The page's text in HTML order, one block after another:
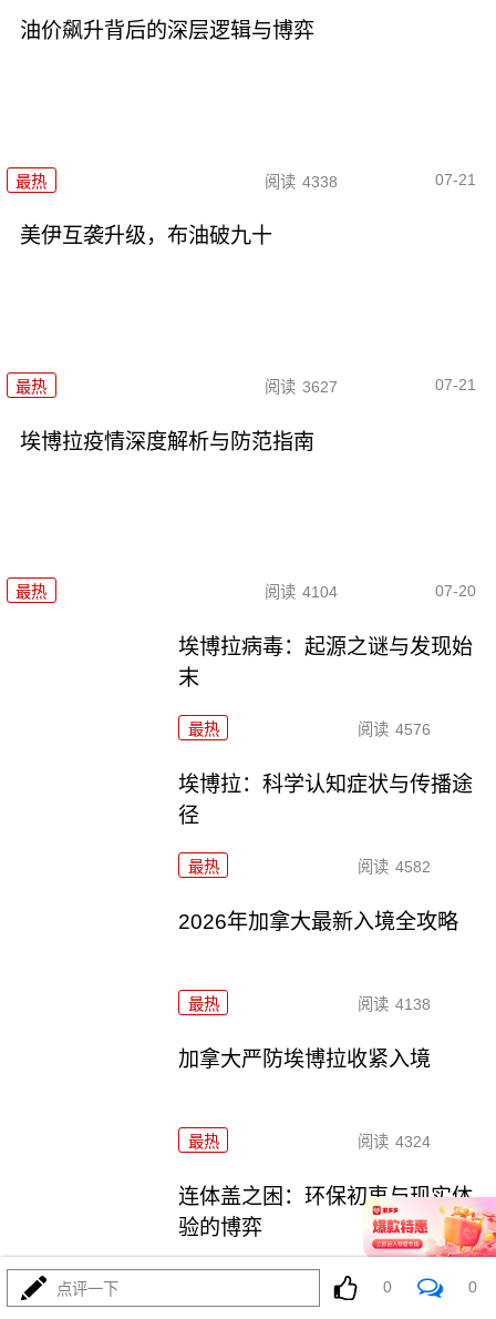
油价飙升背后的深层逻辑与博弈
最热 阅读 4338 07-21
美伊互袭升级，布油破九十
最热 阅读 3627 07-21
埃博拉疫情深度解析与防范指南
最热 阅读 4104 07-20
埃博拉病毒：起源之谜与发现始
末
最热 阅读 4576
埃博拉：科学认知症状与传播途
径
最热 阅读 4582
2026年加拿大最新入境全攻略
最热 阅读 4138
加拿大严防埃博拉收紧入境
最热 阅读 4324
连体盖之困：环保初衷与现实体
验的博弈
阅读 5137
点评一下 0 0